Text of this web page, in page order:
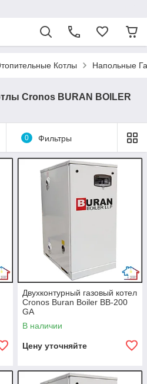
Котлы Напольные
Cronos BURAN BOILER
0 Фильтры
Двухконтурный газовый котел
Cronos Buran Boiler BB-200
GA
В наличии
Цену уточняйте